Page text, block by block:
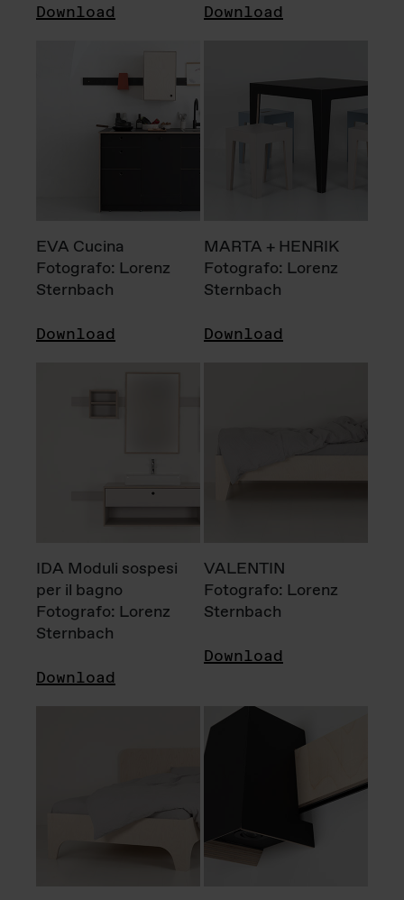
Download Download
EVA Cucina
Fotografo: Lorenz
Sternbach
Download
MARTA + HENRIK
Fotografo: Lorenz
Sternbach
Download
IDA Moduli sospesi
per il bagno
Fotografo: Lorenz
Sternbach
Download
VALENTIN
Fotografo: Lorenz
Sternbach
Download